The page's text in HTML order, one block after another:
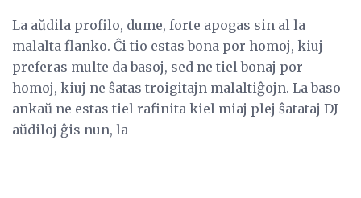
La aŭdila profilo, dume, forte apogas sin al la
malalta flanko. Ĉi tio estas bona por homoj, kiuj
preferas multe da basoj, sed ne tiel bonaj por
homoj, kiuj ne ŝatas troigitajn malaltiĝojn. La baso
ankaŭ ne estas tiel rafinita kiel miaj plej ŝatataj DJ-
aŭdiloj ĝis nun, la